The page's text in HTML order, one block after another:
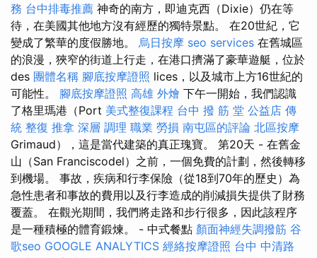
務 台中排毒推薦 神奇的南方，即迪克西（Dixie）仍在等
待，在美國其他地方沒有經歷的獨特景點。 在20世紀，它
變成了繁華的度假勝地。 烏日按摩 seo services 在舊城區
的浪漫，狹窄的街道上行走，在港口擠滿了豪華遊艇，位於
des 團體名稱 腳底按摩證照 lices，以及城市上方16世紀的
可能性。 腳底按摩證照 高雄 外燴 下午一開始，我們認識
了格里瑪港（Port 美式整復課程 台中 撥 筋 堂 公益店 傳
統 整復 推拿 深層 調理 職業 勞損 南屯區的評論 北區按摩
Grimaud），這是當代建築的真正瑰寶。 第20天 - 在舊金
山（San Franciscodel）之前，一個免費的計劃，然後轉移
到機場。 事故，疾病和行李保險（從18到70年的歷史）為
急性患者和事故的費用以及行李造成的削減損失提供了財務
覆蓋。 在觀光期間，我們將走路和步行很多，因此該程序
是一種積極的體育鍛煉。 - 中式餐點 顏面神經失調撥筋 谷
歌seo GOOGLE ANALYTICS 經絡按摩證照 台中 中清路